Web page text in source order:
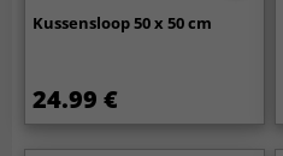
Kussensloop 50 x 50 cm
24.99 €